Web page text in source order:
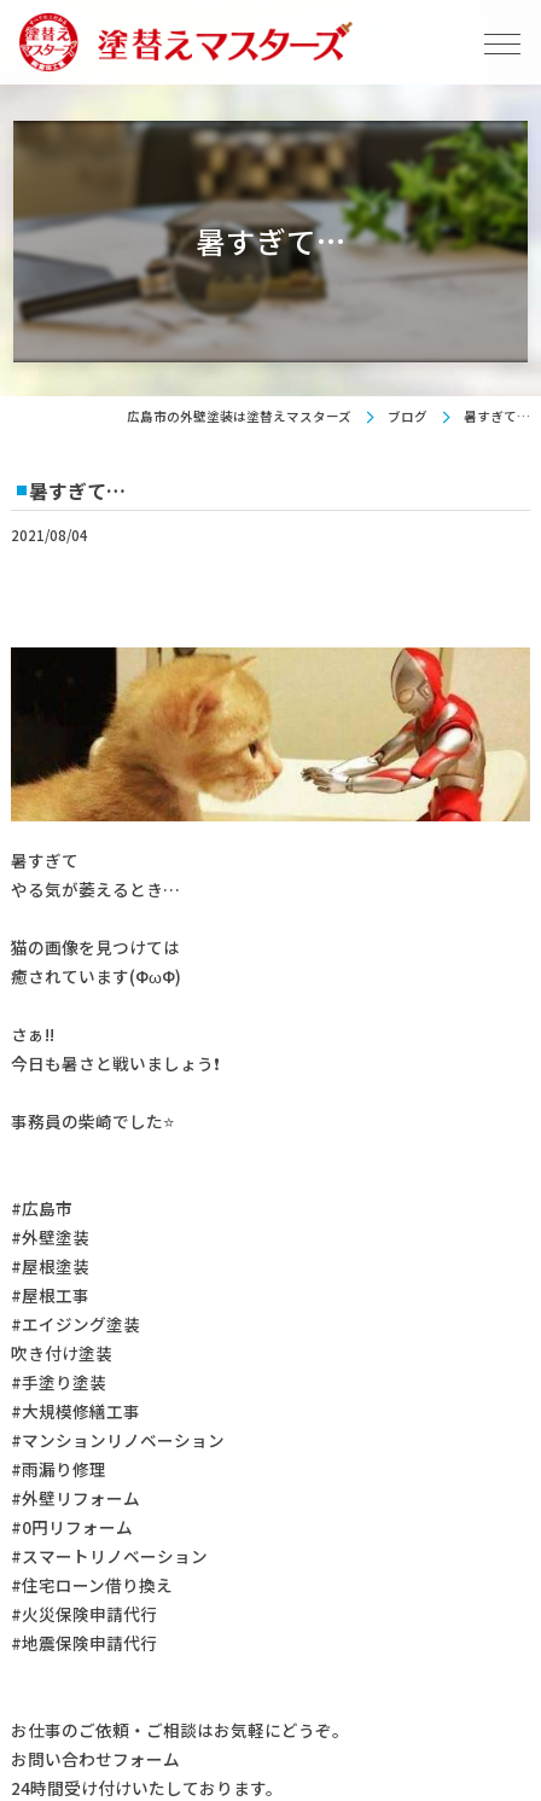
暑すぎて…
広島市の外壁塗装は塗替えマスターズ ブログ 暑すぎて…
暑すぎて…
2021/08/04
暑すぎて
やる気が萎えるとき…
猫の画像を見つけては
癒されています(ФωФ)
さぁ!!
今日も暑さと戦いましょう❗
事務員の柴崎でした⭐
#広島市
#外壁塗装
#屋根塗装
#屋根工事
#エイジング塗装
吹き付け塗装
#手塗り塗装
#大規模修繕工事
#マンションリノベーション
#雨漏り修理
#外壁リフォーム
#0円リフォーム
#スマートリノベーション
#住宅ローン借り換え
#火災保険申請代行
#地震保険申請代行
お仕事のご依頼・ご相談はお気軽にどうぞ。
お問い合わせフォーム
24時間受け付けいたしております。